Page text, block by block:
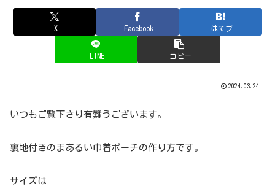
X Facebook はてブ
LINE コピー
2024.03.24
いつもご覧下さり有難うございます。
裏地付きのまあるい巾着ポーチの作り方です。
サイズは